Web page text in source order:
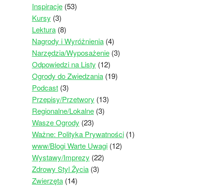
Inspiracje(53)
Kursy (3)
Lektura(8)
Nagrody i Wyróżnienia(4)
Narzędzia/Wyposażenie(3)
Odpowiedzi na Listy (12)
Ogrody do Zwiedzania(19)
Podcast(3)
Przepisy/Przetwory (13)
Regionalne/Lokalne(3)
Wasze Ogrody (23)
Ważne: Polityka Prywatności(1)
www/Blogi Warte Uwagi(12)
Wystawy/Imprezy (22)
Zdrowy Styl Życia(3)
Zwierzęta(14)